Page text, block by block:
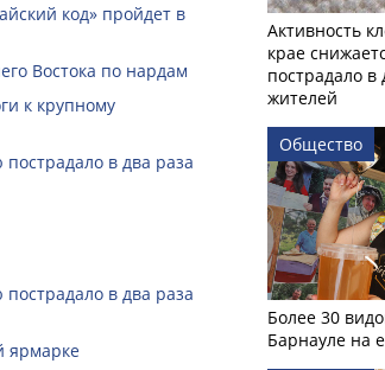
код» пройдет в
Востока по нардам
к крупному
в два раза
в два раза
ярмарке
Активность
крае
пострадало
жителей
Общество
Более 30
Барнауле на